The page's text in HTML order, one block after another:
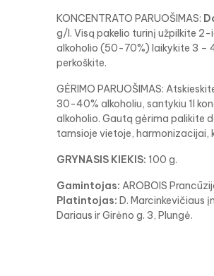
KONCENTRATO PARUOŠIMAS:
g/l. Visą pakelio turinį užpilkite 2-
alkoholio (50-70%) laikykite 3 –
perkoškite.
GĖRIMO PARUOŠIMAS:
30-40% alkoholiu, santykiu 1l
alkoholio. Gautą gėrima palikite
tamsioje vietoje, harmonizacijai,
GRYNASIS KIEKIS: 100 g.
Gamintojas: AROBOIS
Platintojas: D. Marcinkevičiaus
Dariaus ir Girėno g. 3, Plungė.